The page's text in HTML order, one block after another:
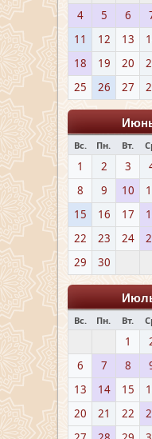
4
5 6
11
12 13
18
19 20
25
26 27
Вс. Пн. Вт.
1 2 3
8
9 10
15
16 17
22
23 24
29
30
Вс. Пн. Вт.
1
6
7 8
13
14 15
20
21 22